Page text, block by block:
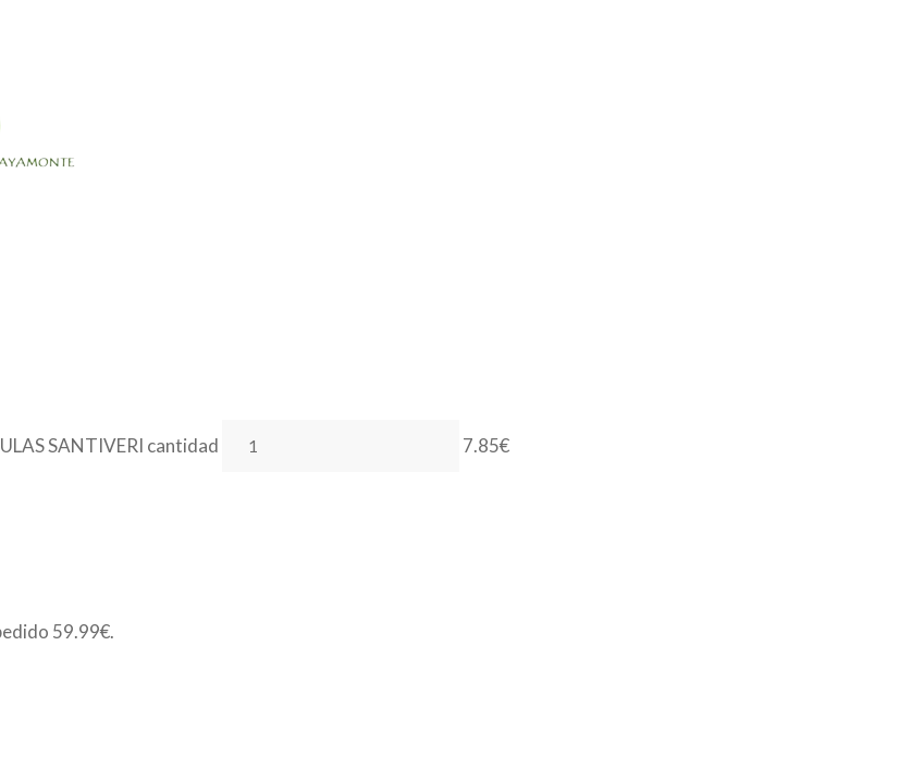
SANTIVERI cantidad 7.85€
59.99€.